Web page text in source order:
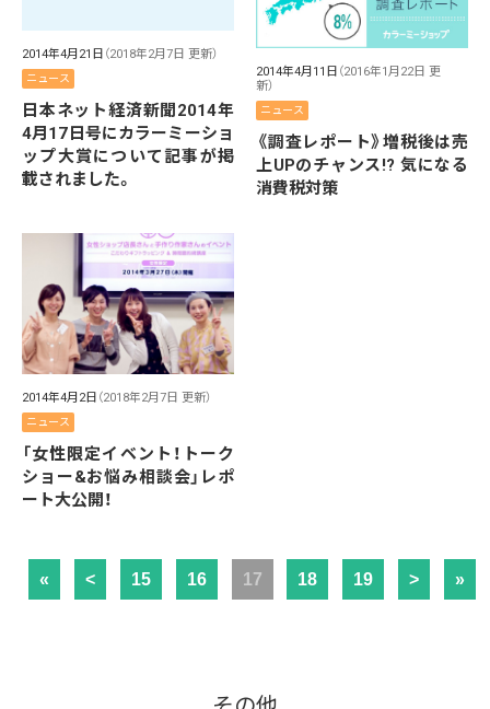
2014年4月21日 （2018年2月7日 更新）
ニュース
日本ネット経済新聞2014年
4月17日号にカラーミーショ
ップ大賞について記事が掲
載されました。
2014年4月11日 （2016年1月22日 更
新）
ニュース
《調査レポート》増税後は売
上UPのチャンス!? 気になる
消費税対策
2014年4月2日 （2018年2月7日 更新）
ニュース
「女性限定イベント！トーク
ショー&お悩み相談会」レポ
ート大公開！
« < 15 16 17 18 19 > »